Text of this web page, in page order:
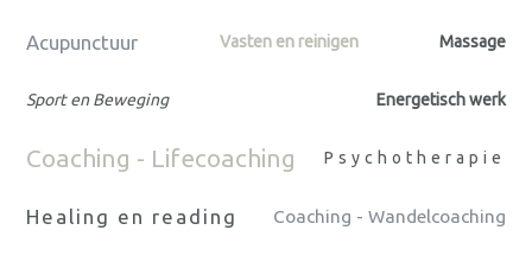
Acupunctuur Vasten en reinigen Massage
Sport en Beweging Energetisch werk
Coaching - Lifecoaching Psychotherapie
Healing en reading Coaching - Wandelcoaching